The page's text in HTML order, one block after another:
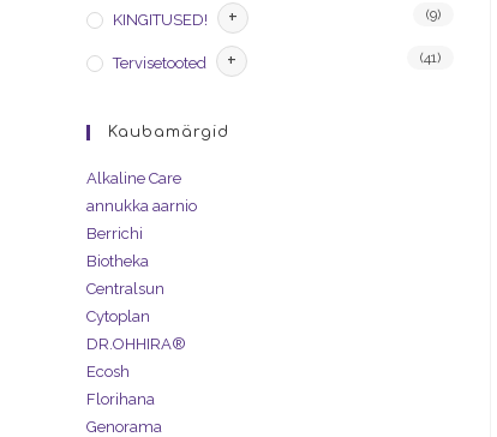
KINGITUSED! + (9)
Tervisetooted + (41)
Kaubamärgid
Alkaline Care
annukka aarnio
Berrichi
Biotheka
Centralsun
Cytoplan
DR.OHHIRA®
Ecosh
Florihana
Genorama